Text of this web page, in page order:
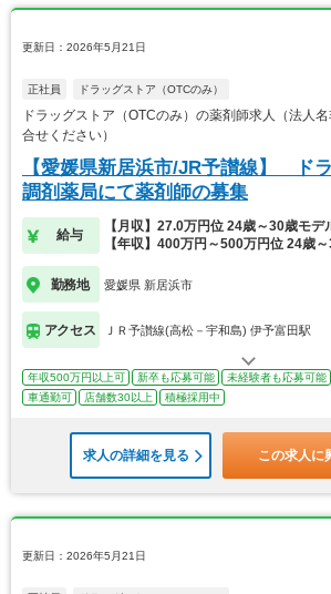
更新日：2026年5月21日
正社員 ドラッグストア（OTCのみ）
ドラッグストア（OTCのみ）の薬剤師求人（法
合せください）
【愛媛県新居浜市/JR予讃線】 ド
調剤薬局にて薬剤師の募集
給与
【月収】27.0万円位 24歳～30歳モデ
【年収】400万円～500万円位 24歳
勤務地 愛媛県 新居浜市
アクセス ＪＲ予讃線(高松－宇和島) 伊予富田駅
年収500万円以上可 新卒も応募可能 未経験者も応募可能
車通勤可
店舗数30以上 積極採用中
求人の詳細を見る この求人に
更新日：2026年5月21日